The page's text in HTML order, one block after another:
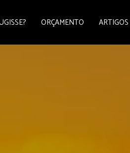
ORÇAMENTO ARTIGOS